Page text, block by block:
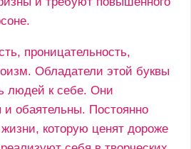
проницательность,
Обладатели этой буквы
людей к себе. Они
обаятельны. Постоянно
которую ценят дороже